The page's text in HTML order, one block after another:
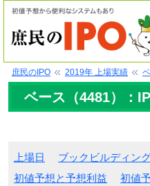
庶民のIPO 2019年 上場実績
ベース（4481）：
上場日 ブックビルディン
初値予想と予想利益
初値